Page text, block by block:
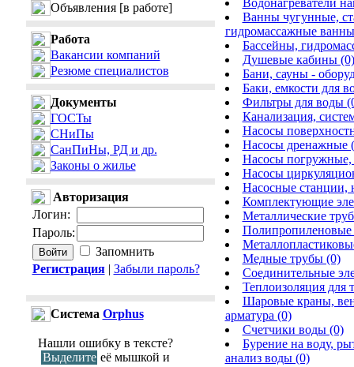
Объявления [в работе]
Работа
Вакансии компаний
Резюме специалистов
Документы
ГОСТы
СНиПы
СанПиНы, РД и др.
Законы о жилье
Авторизация
Логин:
Пароль:
Запомнить
Регистрация| Забыли пароль?
Cистема Orphus
Нашли ошибку в тексте?
Выделите её мышкой и
Водонагреватели
Ванны чугунные,
гидромассажные
Бассейны,
Душевые кабины (0)
Бани, сауны -
Баки, емкости для
Фильтры для воды
Канализация,
Насосы
Насосы дренажные
Насосы
Насосы
Насосные станции,
Комплектующие
Металлические
Полипропиленовые
Медные трубы (0)
Соединительные
Теплоизоляция для
Шаровые краны,
арматура (0)
Счетчики воды (0)
Бурение на воду,
анализ воды (0)